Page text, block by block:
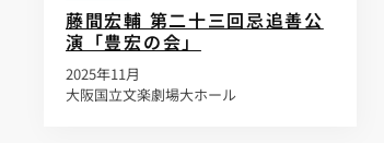
藤間宏輔 第二十三回忌追善公
演「豊宏の会」
2025年11月
大阪国立文楽劇場大ホール